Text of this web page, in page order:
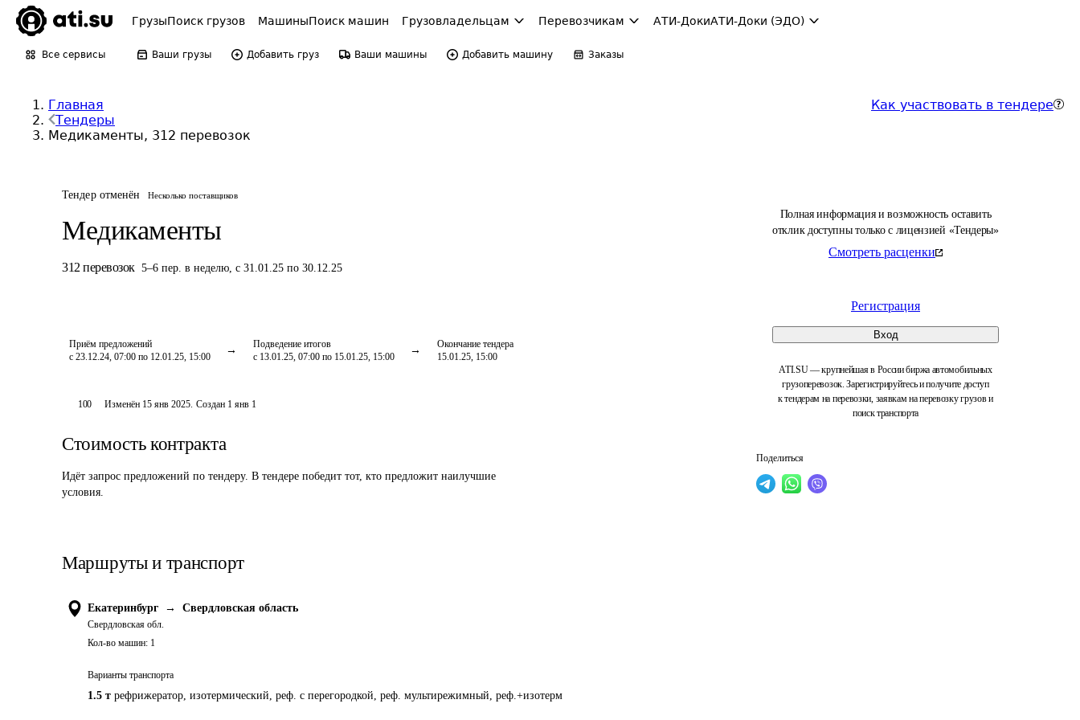
ГрузыПоиск грузов МашиныПоиск машин Грузовладельцам Перевозчикам АТИ-ДокиАТИ-Доки (ЭДО)
Все сервисы Ваши грузы Добавить груз Ваши машины Добавить машину Заказы
Главная
Тендеры
Медикаменты, 312 перевозок
Как участвовать в тендере
Тендер отменён Несколько поставщиков
Медикаменты
312 перевозок 5–6 пер. в неделю, с 31.01.25 по 30.12.25
Приём предложений
с 23.12.24, 07:00 по 12.01.25, 15:00
Подведение итогов
с 13.01.25, 07:00 по 15.01.25, 15:00
Окончание тендера
15.01.25, 15:00
Полная информация и возможность оставить
отклик доступны только с лицензией «Тендеры»
Смотреть расценки
Регистрация
Вход
ATI.SU — крупнейшая в России биржа автомобильных
грузоперевозок. Зарегистрируйтесь и получите доступ
к тендерам на перевозки, заявкам на перевозку грузов и
поиск транспорта
Поделиться
100 Изменён 15 янв 2025. Создан 1 янв 1
Стоимость контракта
Идёт запрос предложений по тендеру. В тендере победит тот, кто предложит наилучшие
условия.
Маршруты и транспорт
Екатеринбург →
Свердловская обл.
Свердловская область
Кол-во машин: 1
Варианты транспорта
1.5 т рефрижератор, изотермический, реф. с перегородкой, реф. мультирежимный, реф.+изотерм